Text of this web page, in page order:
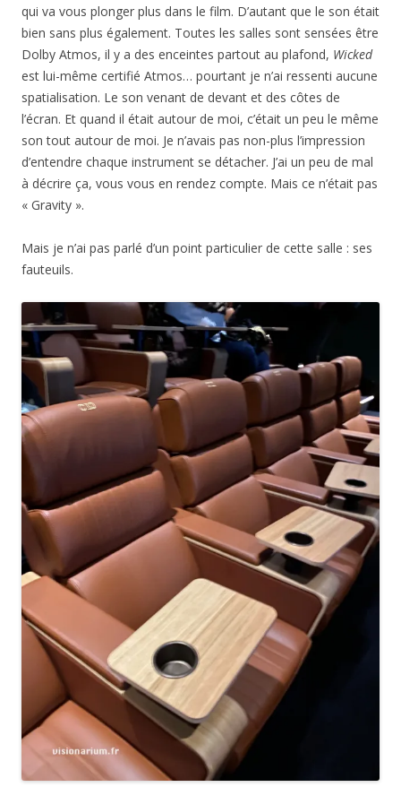
qui va vous plonger plus dans le film. D’autant que le son était
bien sans plus également. Toutes les salles sont sensées être
Dolby Atmos, il y a des enceintes partout au plafond, Wicked
est lui-même certifié Atmos… pourtant je n’ai ressenti aucune
spatialisation. Le son venant de devant et des côtes de
l’écran. Et quand il était autour de moi, c’était un peu le même
son tout autour de moi. Je n’avais pas non-plus l’impression
d’entendre chaque instrument se détacher. J’ai un peu de mal
à décrire ça, vous vous en rendez compte. Mais ce n’était pas
« Gravity ».
Mais je n’ai pas parlé d’un point particulier de cette salle : ses
fauteuils.